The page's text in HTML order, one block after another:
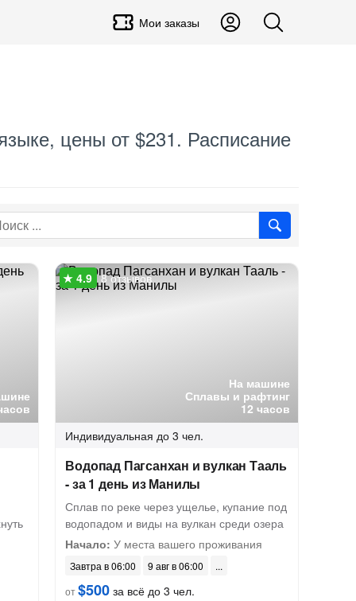
Мои заказы
цены от $231. Расписание
На машине
Сплавы и рафтинг
12 часов
8 отзывов
Индивидуальная до 3 чел.
Водопад Пагсанхан и вулкан Тааль
- за 1 день из Манилы
Сплав по реке через ущелье, купание под
водопадом и виды на вулкан среди озера
Начало: У места вашего проживания
Завтра в 06:00
9 авг в 06:00
от$500 за всё до 3 чел.